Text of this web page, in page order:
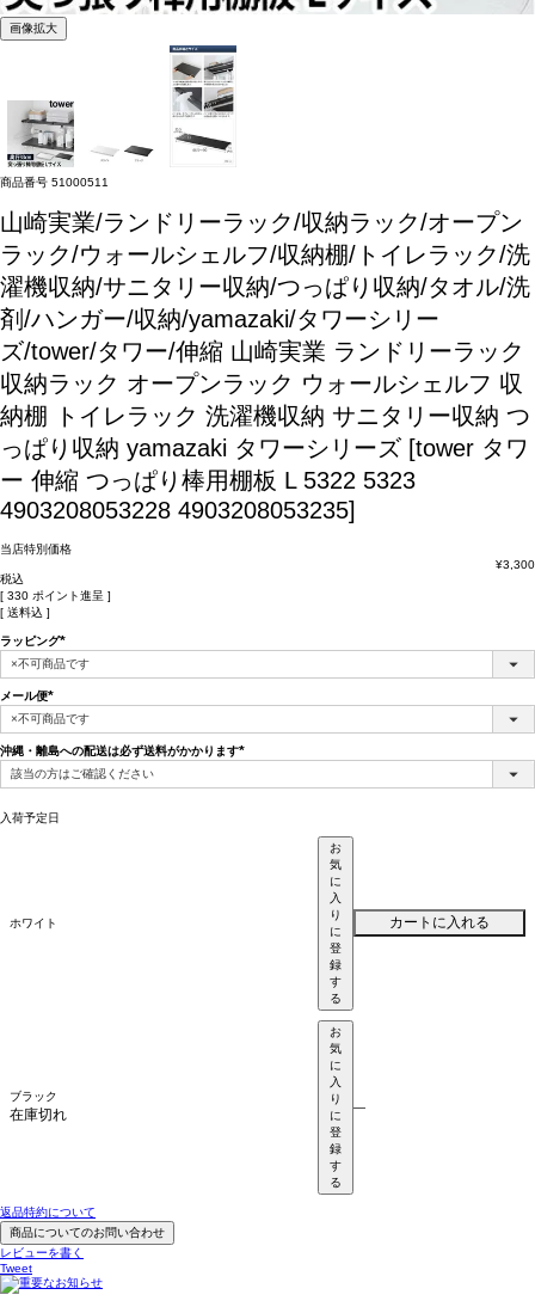
画像拡大
商品番号 51000511
山崎実業/ランドリーラック/収納ラック/オープン
ラック/ウォールシェルフ/収納棚/トイレラック/洗
濯機収納/サニタリー収納/つっぱり収納/タオル/洗
剤/ハンガー/収納/yamazaki/タワーシリー
ズ/tower/タワー/伸縮 山崎実業 ランドリーラック
収納ラック オープンラック ウォールシェルフ 収
納棚 トイレラック 洗濯機収納 サニタリー収納 つ
っぱり収納 yamazaki タワーシリーズ [tower タワ
ー 伸縮 つっぱり棒用棚板 L 5322 5323
4903208053228 4903208053235]
当店特別価格
¥3,300
税込
[ 330 ポイント進呈 ]
送料込
ラッピング
(必
メール便
(必
須)
沖縄・離島への配送は必ず送料がかかります
入荷予定日
ホワイト
お
気
に
入
り
に
登
録
す
る
カートに入れる
ブラック
在庫切れ
お
気
に
入
り
に
登
録
す
る
—
返品特約について
商品についてのお問い合わせ
レビューを書く
Tweet